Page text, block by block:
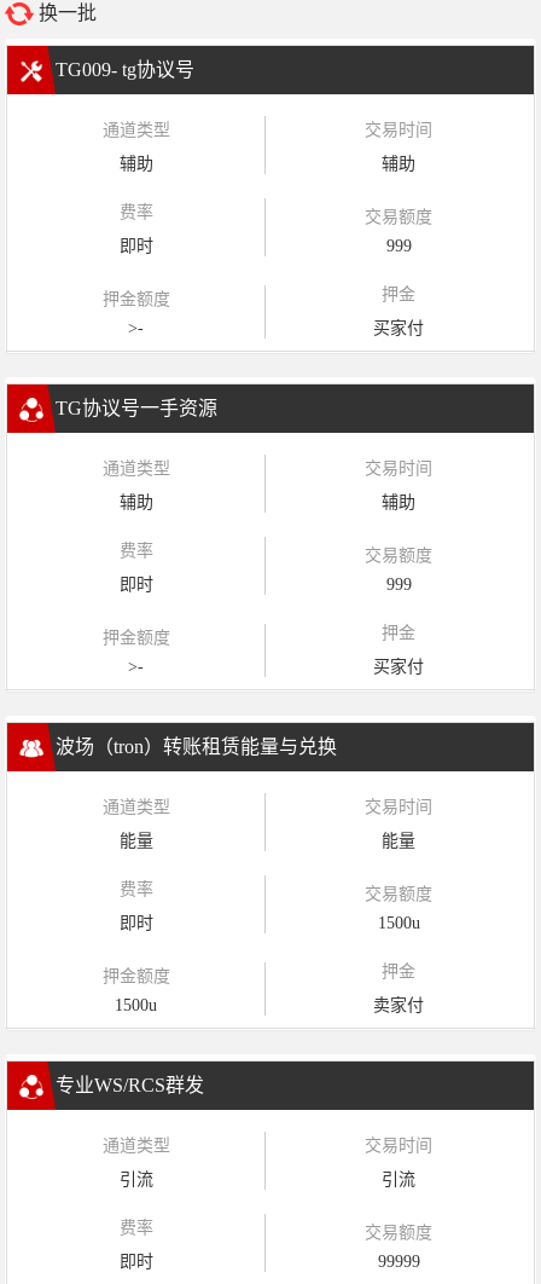
换一批
TG009- tg协议号
通道类型
辅助
交易时间
辅助
费率
即时
交易额度
999
押金额度
>-
押金
买家付
TG协议号一手资源
通道类型
辅助
交易时间
辅助
费率
即时
交易额度
999
押金额度
>-
押金
买家付
波场（tron）转账租赁能量与兑换
通道类型
能量
交易时间
能量
费率
即时
交易额度
1500u
押金额度
1500u
押金
卖家付
专业WS/RCS群发
通道类型
引流
交易时间
引流
费率
即时
交易额度
99999